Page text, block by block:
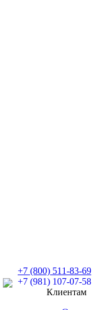
+7 (800) 511-83-69
+7 (981) 107-07-58
Клиентам